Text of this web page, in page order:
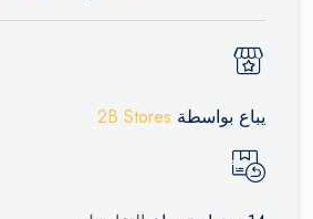
يباع بواسطة 2B Stores